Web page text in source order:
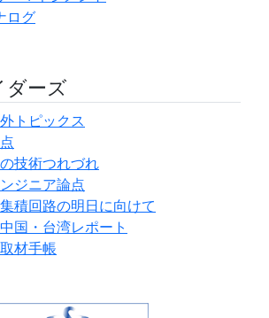
ログ
ダーズ
トピックス
技術つれづれ
ジニア論点
積回路の明日に向けて
国・台湾レポート
材手帳